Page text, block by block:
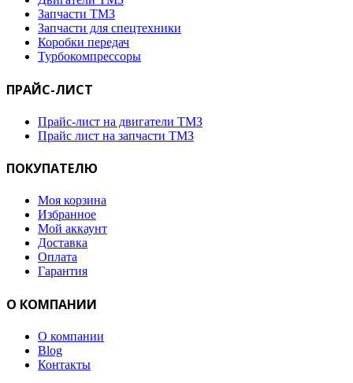
Запчасти ТМЗ
Запчасти для спецтехники
Коробки передач
Турбокомпрессоры
ПРАЙС-ЛИСТ
Прайс-лист на двигатели ТМЗ
Прайс лист на запчасти ТМЗ
ПОКУПАТЕЛЮ
Моя корзина
Избранное
Мой аккаунт
Доставка
Оплата
Гарантия
О КОМПАНИИ
О компании
Blog
Контакты